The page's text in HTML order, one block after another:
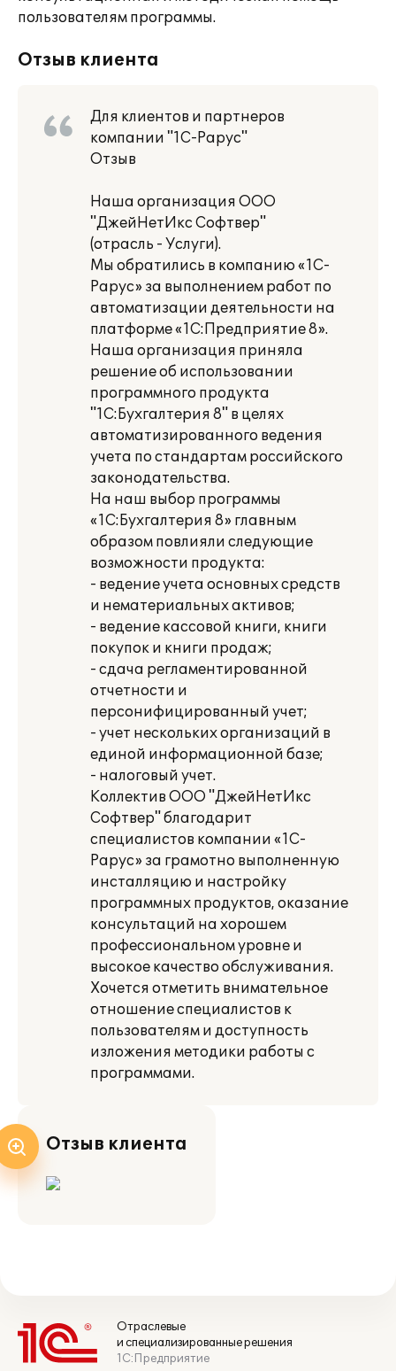
пользователям программы.
Отзыв клиента
Для клиентов и партнеров
компании "1С-Рарус"
Отзыв
Наша организация ООО
"ДжейНетИкс Софтвер"
(отрасль - Услуги).
Мы обратились в компанию «1С-
Рарус» за выполнением работ по
автоматизации деятельности на
платформе «1С:Предприятие 8».
Наша организация приняла
решение об использовании
программного продукта
"1С:Бухгалтерия 8" в целях
автоматизированного ведения
учета по стандартам российского
законодательства.
На наш выбор программы
«1С:Бухгалтерия 8» главным
образом повлияли следующие
возможности продукта:
- ведение учета основных средств
и нематериальных активов;
- ведение кассовой книги, книги
покупок и книги продаж;
- сдача регламентированной
отчетности и
персонифицированный учет;
- учет нескольких организаций в
единой информационной базе;
- налоговый учет.
Коллектив ООО "ДжейНетИкс
Софтвер" благодарит
специалистов компании «1С-
Рарус» за грамотно выполненную
инсталляцию и настройку
программных продуктов, оказание
консультаций на хорошем
профессиональном уровне и
высокое качество обслуживания.
Хочется отметить внимательное
отношение специалистов к
пользователям и доступность
изложения методики работы с
программами.
Отзыв клиента
Отраслевые
и специализированные решения
1С:Предприятие